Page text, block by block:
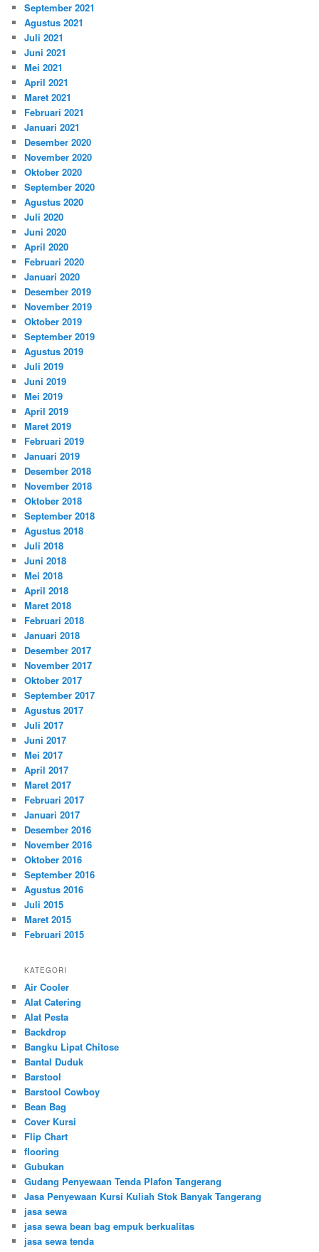
September 2021
Agustus 2021
Juli 2021
Juni 2021
Mei 2021
April 2021
Maret 2021
Februari 2021
Januari 2021
Desember 2020
November 2020
Oktober 2020
September 2020
Agustus 2020
Juli 2020
Juni 2020
April 2020
Februari 2020
Januari 2020
Desember 2019
November 2019
Oktober 2019
September 2019
Agustus 2019
Juli 2019
Juni 2019
Mei 2019
April 2019
Maret 2019
Februari 2019
Januari 2019
Desember 2018
November 2018
Oktober 2018
September 2018
Agustus 2018
Juli 2018
Juni 2018
Mei 2018
April 2018
Maret 2018
Februari 2018
Januari 2018
Desember 2017
November 2017
Oktober 2017
September 2017
Agustus 2017
Juli 2017
Juni 2017
Mei 2017
April 2017
Maret 2017
Februari 2017
Januari 2017
Desember 2016
November 2016
Oktober 2016
September 2016
Agustus 2016
Juli 2015
Maret 2015
Februari 2015
KATEGORI
Air Cooler
Alat Catering
Alat Pesta
Backdrop
Bangku Lipat Chitose
Bantal Duduk
Barstool
Barstool Cowboy
Bean Bag
Cover Kursi
Flip Chart
flooring
Gubukan
Gudang Penyewaan Tenda Plafon Tangerang
Jasa Penyewaan Kursi Kuliah Stok Banyak Tangerang
jasa sewa
jasa sewa bean bag empuk berkualitas
jasa sewa tenda